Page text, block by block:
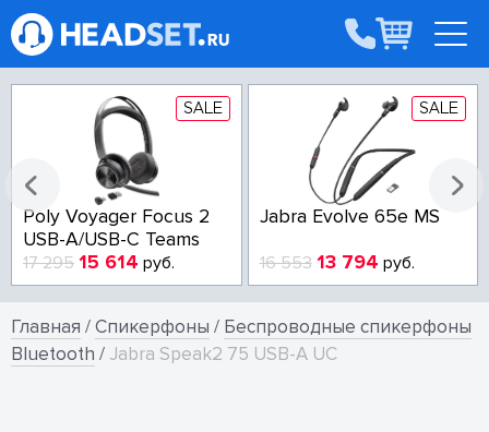
SALE
Poly Voyager Focus 2
USB-A/USB-C Teams
17 295 15 614 руб.
SALE
Jabra Evolve 65e MS
16 553 13 794 руб.
Главная /Спикерфоны / Беспроводные спикерфоны
Bluetooth / Jabra Speak2 75 USB-A UC